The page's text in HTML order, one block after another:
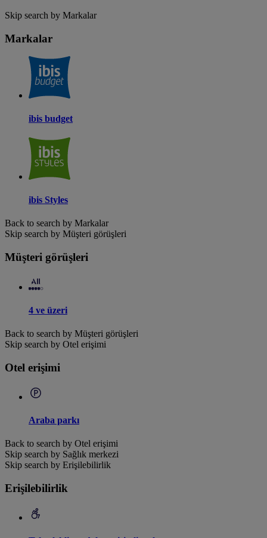
Skip search by Markalar
Markalar
ibis budget
ibis Styles
Back to search by Markalar
Skip search by Müşteri görüşleri
Müşteri görüşleri
4 ve üzeri
Back to search by Müşteri görüşleri
Skip search by Otel erişimi
Otel erişimi
Araba parkı
Back to search by Otel erişimi
Skip search by Sağlık merkezi
Skip search by Erişilebilirlik
Erişilebilirlik